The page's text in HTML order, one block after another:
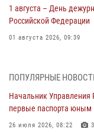
1 августа – День
Российской Федерации
01 августа 2026, 09:39
мировой войне 1914-
В Кирове офицер
шахматного турнира
ПОПУЛЯРНЫЕ
Начальник Управления
первые паспорта юным
26 июля 2026, 08:22 3